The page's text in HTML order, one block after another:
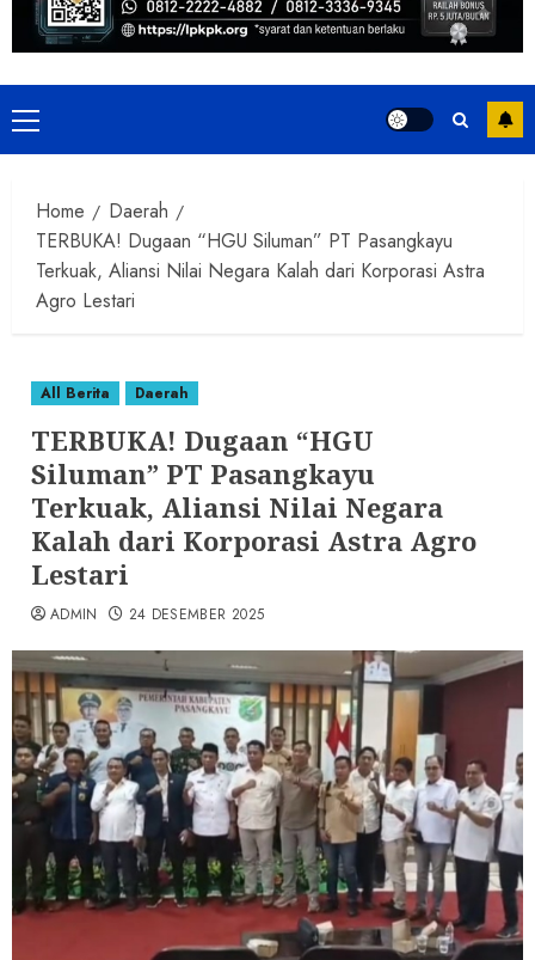
Primary
Menu
Home
Daerah
TERBUKA! Dugaan “HGU Siluman” PT Pasangkayu
Terkuak, Aliansi Nilai Negara Kalah dari Korporasi Astra
Agro Lestari
All Berita Daerah
TERBUKA! Dugaan “HGU
Siluman” PT Pasangkayu
Terkuak, Aliansi Nilai Negara
Kalah dari Korporasi Astra Agro
Lestari
ADMIN 24 DESEMBER 2025